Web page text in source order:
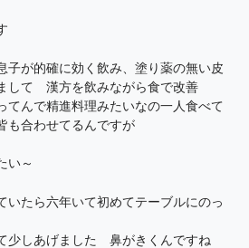
が的確に効く飲み、塗り薬の無い皮
して 漢方を飲みながら食で改善
てんで精進料理みたいなの一人食べて
合わせてるんですが
い～
いたら六年いて初めてテーブルにのっ
少しあげました 鼻がきくんですね